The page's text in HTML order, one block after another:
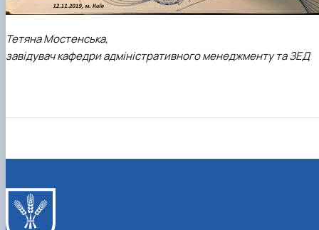
Тетяна Мостенська,
завідувач кафедри адміністративного менеджменту та ЗЕД